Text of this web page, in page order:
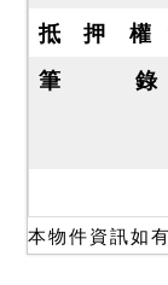
抵 押 權
筆 錄
本物件資訊如